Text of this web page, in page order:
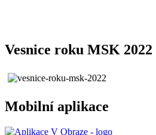
Vesnice roku MSK 2022
Mobilní aplikace